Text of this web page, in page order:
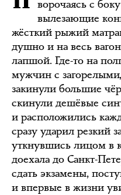
ворочаясь с
вылезающие
жёсткий рыжий
душно и на весь
лапшой. Где-то на
мужчин с
закинули большие
скинули дешёвые
и расположились
сразу ударил резкий
уткнувшись лицом в
доехала до Санкт-
сдать экзамены,
и впервые в жизни